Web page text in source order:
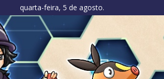
quarta-feira, 5 de agosto.